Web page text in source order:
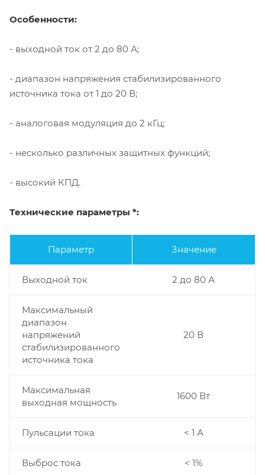
Особенности:
- выходной ток от 2 до 80 А;
- диапазон напряжения стабилизированного
источника тока от 1 до 20 В;
- аналоговая модуляция до 2 кГц;
- несколько различных защитных функций;
- высокий КПД.
Технические параметры *:
Параметр Значение
Выходной ток 2 до 80 А
Максимальный
диапазон
напряжений
стабилизированного
источника тока
20 В
Максимальная
выходная мощность
1600 Вт
Пульсации тока < 1 А
Выброс тока < 1%